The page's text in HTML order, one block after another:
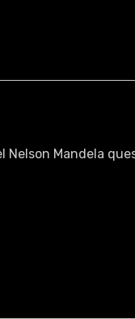
Nelson Mandela